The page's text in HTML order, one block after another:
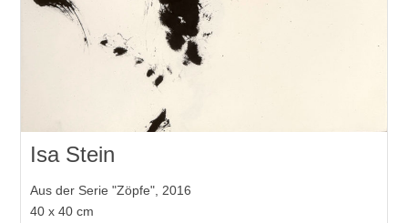
Isa Stein
Aus der Serie "Zöpfe", 2016
40 x 40 cm